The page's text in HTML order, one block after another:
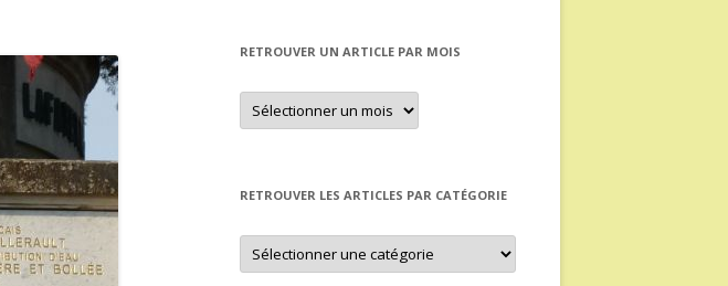
RETROUVER UN ARTICLE PAR MOIS
Retrouver
un
article
RETROUVER LES ARTICLES PAR CATÉGORIE
Retrouver
les
articles